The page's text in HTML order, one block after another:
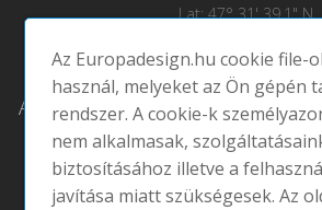
Lat: 47° 31' 39.1" N
Adatkezelési tájékoztató|Social
Az Europadesign.hu cookie file-
használ, melyeket az Ön gépén
rendszer. A cookie-k
nem alkalmasak,
biztosításához illetve a
javítása miatt szükségesek. Az